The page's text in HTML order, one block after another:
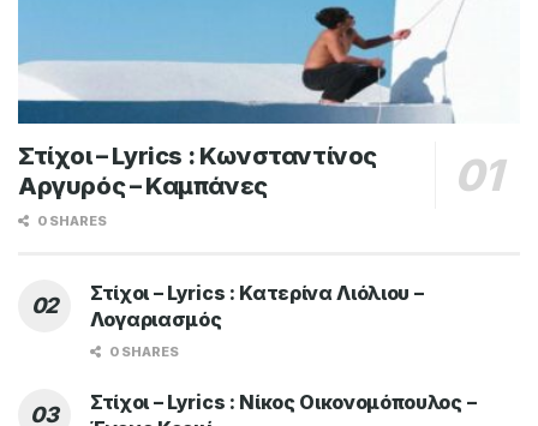
Στίχοι – Lyrics : Κωνσταντίνος
Αργυρός – Καμπάνες
0 SHARES
Στίχοι – Lyrics : Κατερίνα Λιόλιου –
Λογαριασμός
0 SHARES
Στίχοι – Lyrics : Νίκος Οικονομόπουλος –